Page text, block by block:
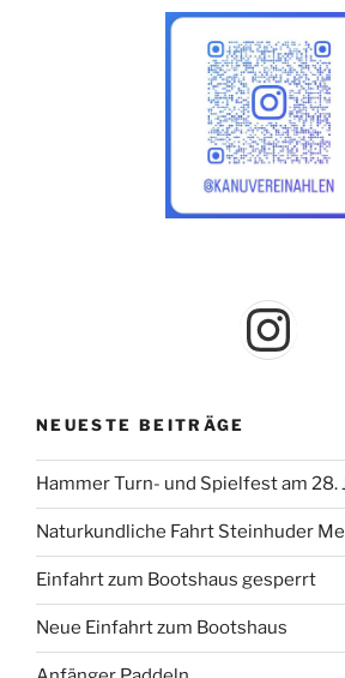
NEUESTE BEITRÄGE
Hammer Turn- und Spielfest am 28.
Naturkundliche Fahrt Steinhuder
Einfahrt zum Bootshaus gesperrt
Neue Einfahrt zum Bootshaus